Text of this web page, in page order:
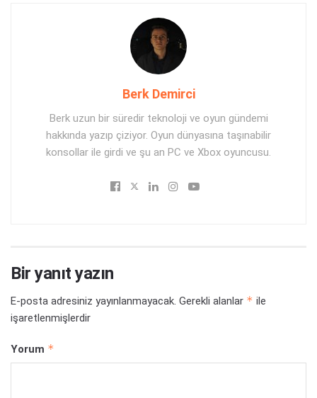
Berk Demirci
Berk uzun bir süredir teknoloji ve oyun gündemi
hakkında yazıp çiziyor. Oyun dünyasına taşınabilir
konsollar ile girdi ve şu an PC ve Xbox oyuncusu.
Bir yanıt yazın
E-posta adresiniz yayınlanmayacak. Gerekli alanlar * ile
işaretlenmişlerdir
Yorum *